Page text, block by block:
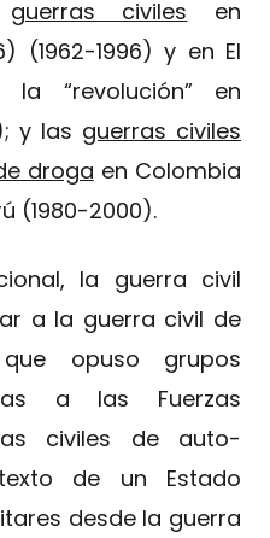
guerras civiles en
(1962-1996) y en El
la “revolución” en
y las guerras civiles
droga en Colombia
(1980-2000).
la guerra civil
a la guerra civil de
que opuso grupos
a las Fuerzas
civiles de auto-
de un Estado
desde la guerra